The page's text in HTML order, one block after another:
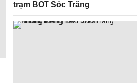
trạm BOT Sóc Trăng